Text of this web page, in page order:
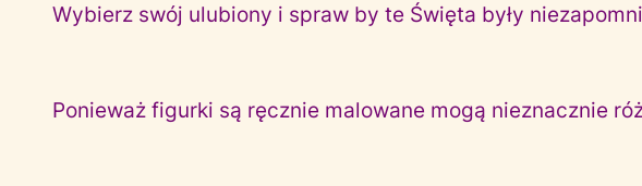
Wybierz swój ulubiony i spraw by te Święta były
Ponieważ figurki są ręcznie malowane mogą nieznacznie